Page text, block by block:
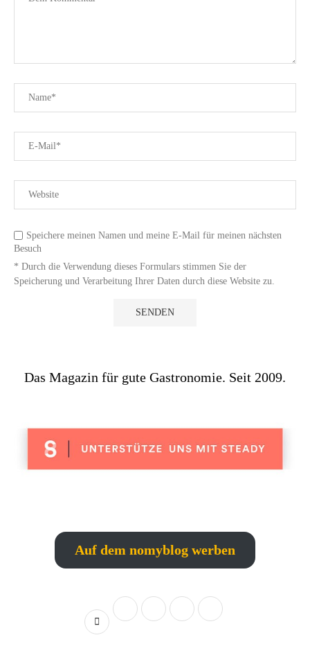
Speichere meinen Namen und meine E-Mail für meinen nächsten
Besuch
* Durch die Verwendung dieses Formulars stimmen Sie der
Speicherung und Verarbeitung Ihrer Daten durch diese Website zu.
Das Magazin für gute Gastronomie. Seit 2009.
Auf dem nomyblog werben